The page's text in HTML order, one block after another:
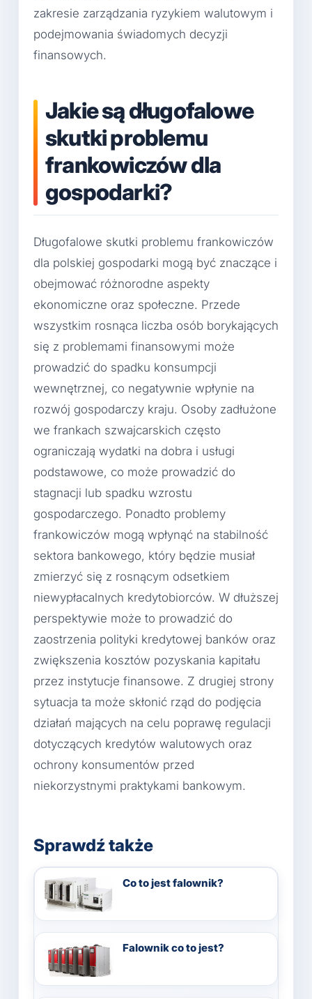
zakresie zarządzania ryzykiem walutowym i
podejmowania świadomych decyzji
finansowych.
Jakie są długofalowe
skutki problemu
frankowiczów dla
gospodarki?
Długofalowe skutki problemu frankowiczów
dla polskiej gospodarki mogą być znaczące i
obejmować różnorodne aspekty
ekonomiczne oraz społeczne. Przede
wszystkim rosnąca liczba osób borykających
się z problemami finansowymi może
prowadzić do spadku konsumpcji
wewnętrznej, co negatywnie wpłynie na
rozwój gospodarczy kraju. Osoby zadłużone
we frankach szwajcarskich często
ograniczają wydatki na dobra i usługi
podstawowe, co może prowadzić do
stagnacji lub spadku wzrostu
gospodarczego. Ponadto problemy
frankowiczów mogą wpłynąć na stabilność
sektora bankowego, który będzie musiał
zmierzyć się z rosnącym odsetkiem
niewypłacalnych kredytobiorców. W dłuższej
perspektywie może to prowadzić do
zaostrzenia polityki kredytowej banków oraz
zwiększenia kosztów pozyskania kapitału
przez instytucje finansowe. Z drugiej strony
sytuacja ta może skłonić rząd do podjęcia
działań mających na celu poprawę regulacji
dotyczących kredytów walutowych oraz
ochrony konsumentów przed
niekorzystnymi praktykami bankowym.
Sprawdź także
Co to jest falownik?
Falownik co to jest?